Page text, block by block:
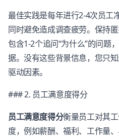
最佳实践是每年进行2-4次员工
同时避免造成调查疲劳。保持
包含1-2个追问“为什么”的问题
据。没有这些背景信息，您只
驱动因素。
### 2. 员工满意度得分
员工满意度得分衡量员工对其
度，例如薪酬、福利、工作量